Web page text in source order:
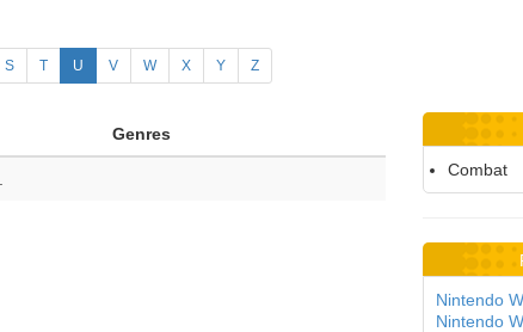
S T U V W X Y Z
Genres
Combat
Nintendo
Nintendo